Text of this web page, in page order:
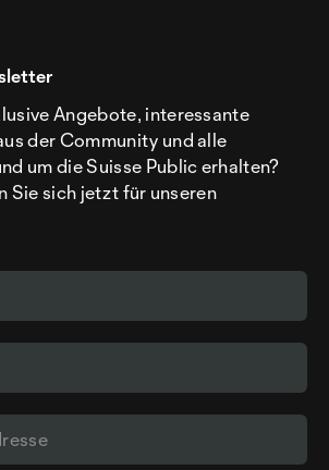
Angebote, interessante
der Community und alle
um die Suisse Public erhalten?
Sie sich jetzt für unseren